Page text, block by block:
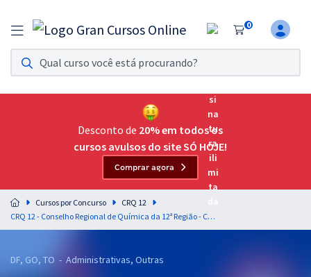
0
Assinatura Ilimitada 11
Acesso a todos os cursos. Teste grátis por 7 dias!
Assinatura OAB Até Passar
Acesso ilimitado a toda preparação para o Exame da
Residências Multiprofissionais
Preparação completa e intensiva para as principais
residências em saúde do Brasil
Desconto de 20% em todos os
cursos avulsos do site SÓ HOJE!
Comprar agora
Cursos por Concurso
CRQ 12
CRQ 12 - Conselho Regional de Química da 12ª Região - Conhecimentos Específicos para Agente Fiscal
DF, GO, TO - Administrativas, Outras